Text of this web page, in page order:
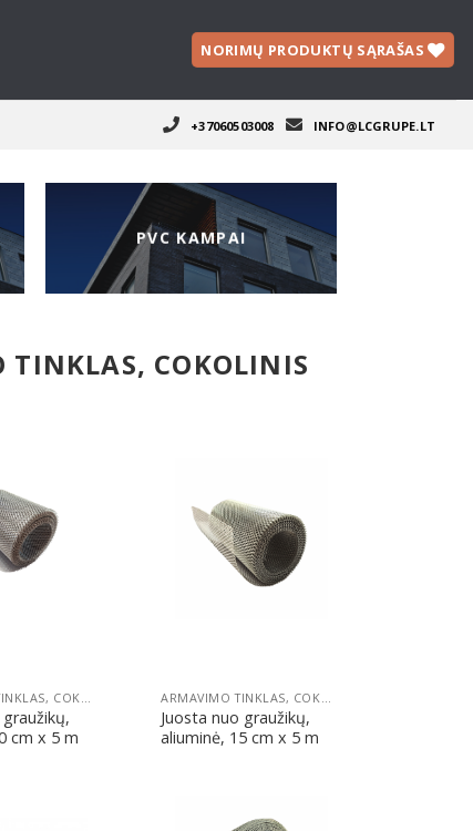
NORIMŲ PRODUKTŲ SĄRAŠAS
+37060503008 INFO@LCGRUPE.LT
PVC KAMPAI
TINKLAS, COKOLINIS
Pridėti
ARMAVIMO TINKLAS, COKOLINIS PROFILIS IR SMEIGĖS FASADUI
cm x 5 m
Pridėti
ARMAVIMO TINKLAS, COKOLINIS PROFILIS IR SMEIGĖS FASADUI
Juosta nuo graužikų,
aliuminė, 15 cm x 5 m